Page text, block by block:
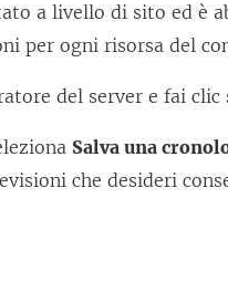
a livello di sito ed è
per ogni risorsa del
del server e fai
Salva una
che desideri